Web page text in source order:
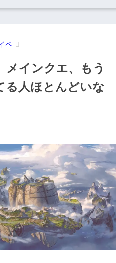
ベ
メインクエ、もう
る人ほとんどいな